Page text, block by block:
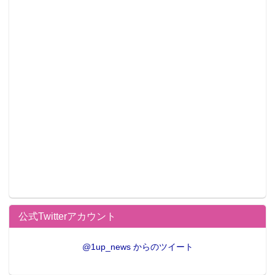
公式Twitterアカウント
@1up_news からのツイート